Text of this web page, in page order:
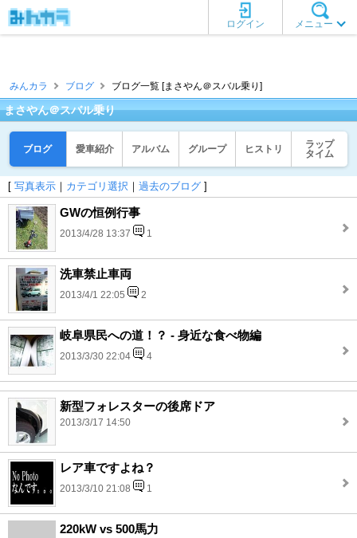
メニュー
ログイン
みんカラ ブログ ブログ一覧 [まさやん＠スバル乗り]
まさやん＠スバル乗り
ブログ 愛車紹介 アルバム グループ ヒストリ
ラップ
タイム
[ 写真表示 ｜ カテゴリ選択 ｜ 過去のブログ ]
GWの恒例行事
2013/4/28 13:37 1
洗車禁止車両
2013/4/1 22:05 2
岐阜県民への道！？ - 身近な食べ物編
2013/3/30 22:04 4
新型フォレスターの後席ドア
2013/3/17 14:50
レア車ですよね？
2013/3/10 21:08 1
220kW vs 500馬力